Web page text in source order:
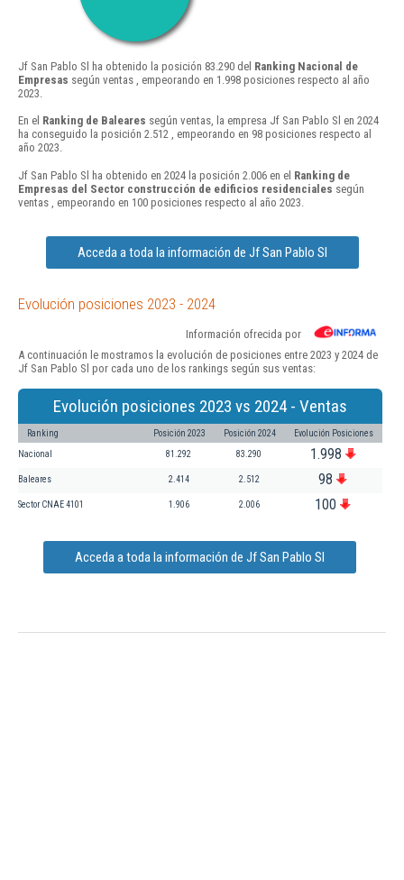
Jf San Pablo Sl ha obtenido la posición 83.290 del Ranking Nacional de
Empresas según ventas , empeorando en 1.998 posiciones respecto al año
2023.
En el Ranking de Baleares según ventas, la empresa Jf San Pablo Sl en 2024
ha conseguido la posición 2.512 , empeorando en 98 posiciones respecto al
año 2023.
Jf San Pablo Sl ha obtenido en 2024 la posición 2.006 en el Ranking de
Empresas del Sector construcción de edificios residenciales según
ventas , empeorando en 100 posiciones respecto al año 2023.
Acceda a toda la información de Jf San Pablo Sl
Evolución posiciones 2023 - 2024
Información ofrecida por
A continuación le mostramos la evolución de posiciones entre 2023 y 2024 de
Jf San Pablo Sl por cada uno de los rankings según sus ventas:
Evolución posiciones 2023 vs 2024 - Ventas
Ranking Posición 2023 Posición 2024 Evolución Posiciones
Nacional 81.292 83.290 1.998
Baleares 2.414 2.512 98
Sector CNAE 4101 1.906 2.006 100
Acceda a toda la información de Jf San Pablo Sl